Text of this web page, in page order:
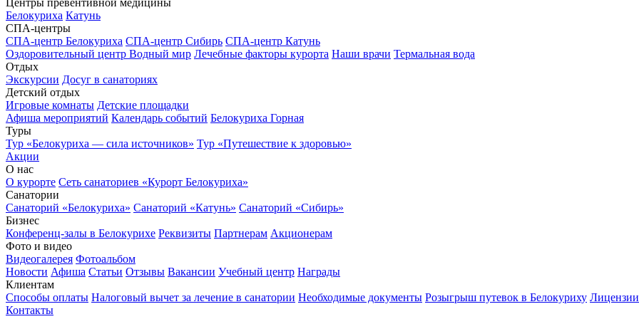
Центры превентивной медицины
Белокуриха Катунь
СПА-центры
СПА-центр Белокуриха СПА-центр Сибирь СПА-центр Катунь
Оздоровительный центр Водный мир Лечебные факторы курорта Наши врачи Термальная вода
Отдых
Экскурсии Досуг в санаториях
Детский отдых
Игровые комнаты Детские площадки
Афиша мероприятий Календарь событий Белокуриха Горная
Туры
Тур «Белокуриха — сила источников» Тур «Путешествие к здоровью»
Акции
О нас
О курорте Сеть санаториев «Курорт Белокуриха»
Санатории
Санаторий «Белокуриха» Санаторий «Катунь» Санаторий «Сибирь»
Бизнес
Конференц-залы в Белокурихе Реквизиты Партнерам Акционерам
Фото и видео
Видеогалерея Фотоальбом
Новости Афиша Статьи Отзывы Вакансии Учебный центр Награды
Клиентам
Способы оплаты Налоговый вычет за лечение в санатории Необходимые документы Розыгрыш путевок в Белокуриху
Контакты